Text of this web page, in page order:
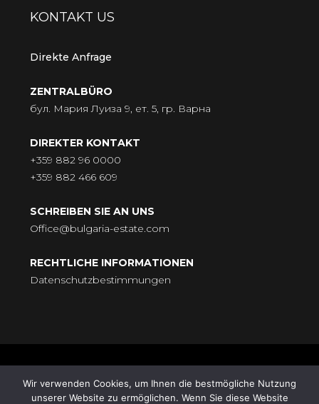
KONTAKT US
Direkte Anfrage
ZENTRALBÜRO
бул. Мария Луиза 9, ет. 5, гр. Варна
DIREKTER KONTAKT
+359 882 96 0000
+359 882 466 609
SCHREIBEN SIE AN UNS
Office@bulgaria-estate.com
RECHTLICHE INFORMATIONEN
Datenschutzbestimmungen
© BULGARIA-ESTATE - Всички права запазени. Адрес: бул.
„Княгиня Мария Луиза“ № 9, ет. 5, 9000 Варна |
Wir verwenden Cookies, um Ihnen die bestmögliche Nutzung
unserer Website zu ermöglichen. Wenn Sie diese Website